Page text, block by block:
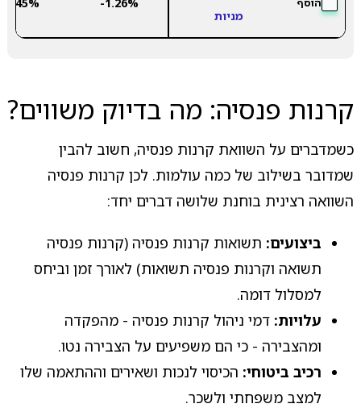
מניות
קרנות פנסיה: מה בדיוק משווים?
כשמדברים על השוואת קרנות פנסיה, חשוב להבין
שמדובר בשילוב של כמה עולמות. לכן קרנות פנסיה
השוואה רצינית בוחנת שלושה דברים יחד:
ביצועים: תשואות קרנות פנסיה (קרנות פנסיה
תשואה וקרנות פנסיה תשואות) לאורך זמן וביחס
למסלול דומה.
עלויות: דמי ניהול קרנות פנסיה - מהפקדה
ומהצבירה - כי הם משפיעים על הצבירה נטו.
רכיב ביטוחי: הכיסוי לנכות ושאירים וההתאמה שלו
למצב משפחתי ולשכר.